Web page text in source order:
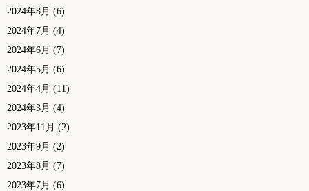
2024年8月 (6)
2024年7月 (4)
2024年6月 (7)
2024年5月 (6)
2024年4月 (11)
2024年3月 (4)
2023年11月 (2)
2023年9月 (2)
2023年8月 (7)
2023年7月 (6)